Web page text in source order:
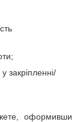
закріпленні/
оформивши